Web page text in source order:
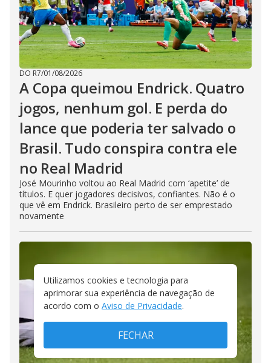
DO R7/01/08/2026
A Copa queimou Endrick. Quatro
jogos, nenhum gol. E perda do
lance que poderia ter salvado o
Brasil. Tudo conspira contra ele
no Real Madrid
José Mourinho voltou ao Real Madrid com ‘apetite’ de
títulos. E quer jogadores decisivos, confiantes. Não é o
que vê em Endrick. Brasileiro perto de ser emprestado
novamente
Utilizamos cookies e tecnologia para
aprimorar sua experiência de navegação de
acordo com o Aviso de Privacidade.
FECHAR